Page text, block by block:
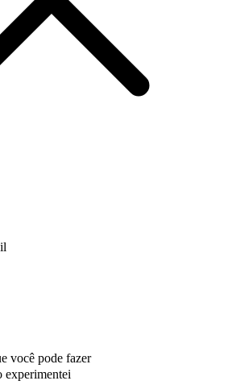
você pode fazer
experimentei